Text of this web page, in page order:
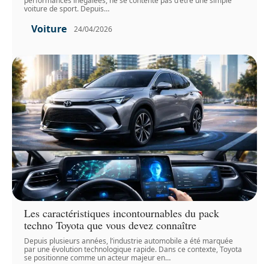
voiture de sport. Depuis…
Voiture 24/04/2026
Les caractéristiques incontournables du pack
techno Toyota que vous devez connaître
Depuis plusieurs années, l’industrie automobile a été marquée
par une évolution technologique rapide. Dans ce contexte, Toyota
se positionne comme un acteur majeur en…